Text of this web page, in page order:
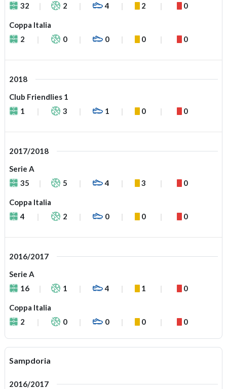
32
2 4 2 0
Coppa Italia
2
0 0 0 0
2018
Club Friendlies 1
1
3 1 0 0
2017/2018
Serie A
35
5 4 3 0
Coppa Italia
4
2 0 0 0
2016/2017
Serie A
16
1 4 1 0
Coppa Italia
2
0 0 0 0
Sampdoria
2016/2017